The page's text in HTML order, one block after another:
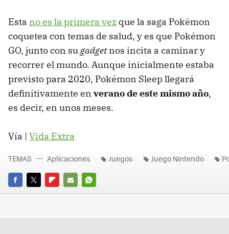
Esta no es la primera vez que la saga Pokémon
coquetea con temas de salud, y es que Pokémon
GO, junto con sugadgetnos incita a caminar y
recorrer el mundo. Aunque inicialmente estaba
previsto para 2020, Pokémon Sleep llegará
definitivamente en verano de este mismo año,
es decir, en unos meses.
Vía | Vida Extra
FACEBOOK
TWITTERFLIPBOARD
E-
WHATSAPP
TEMAS Aplicaciones Juegos Juego Nintendo